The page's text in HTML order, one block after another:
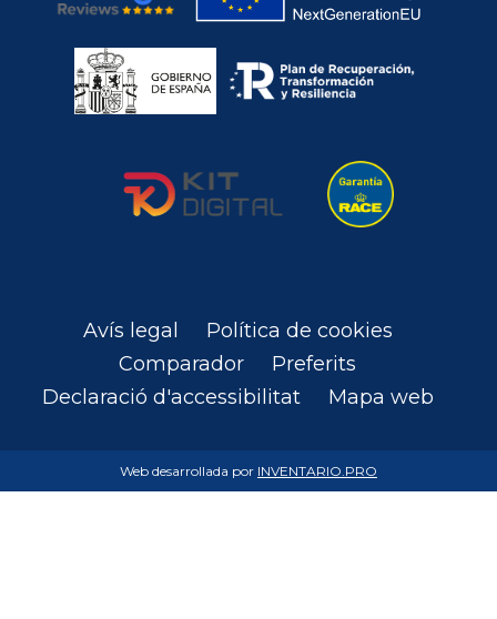
Avís legal
Política de cookies
Comparador
Preferits
Declaració d'accessibilitat
Mapa web
Web desarrollada por INVENTARIO.PRO